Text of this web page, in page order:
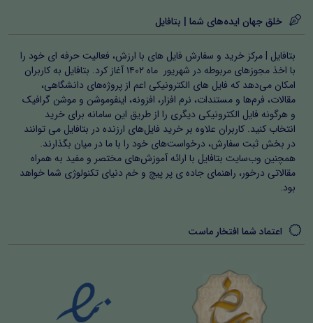
خلق جهان ایده‌های شما | بتافایل
بتافایل | مرکز خرید و سفارش فایل های با ارزش، فعالیت حرفه ای خود را
با اخذ مجوزهای مربوطه در شهریور ماه ۱۴۰۲ آغاز کرد. بتافایل به کاربران
امکان می‌دهد که فایل های الکترونیکی اعم از پروژه‌های دانشگاهی،
مقالات، فرم‌ها و مستندات، نرم افزار، افزونه، اینفوموشن و موشن گرافیک
و هرگونه فایل الکترونیکی دیگری را از طریق این سامانه برای خرید
انتخاب کنید. کاربران علاوه بر خرید فایل‌های ارزنده در بتافایل می توانند
در بخش ثبت سفارش، درخواست‌های خود را با ما در میان بگذارند.
همچنین وب‌سایت بتافایل با ارائه آموزش‌های مختصر و مفید به همراه
مقالاتی درخور، راهنمای جاده ی پر پیچ و خم دنیای تکنولوژی شما خواهد
بود.
اعتماد شما افتخار ماست